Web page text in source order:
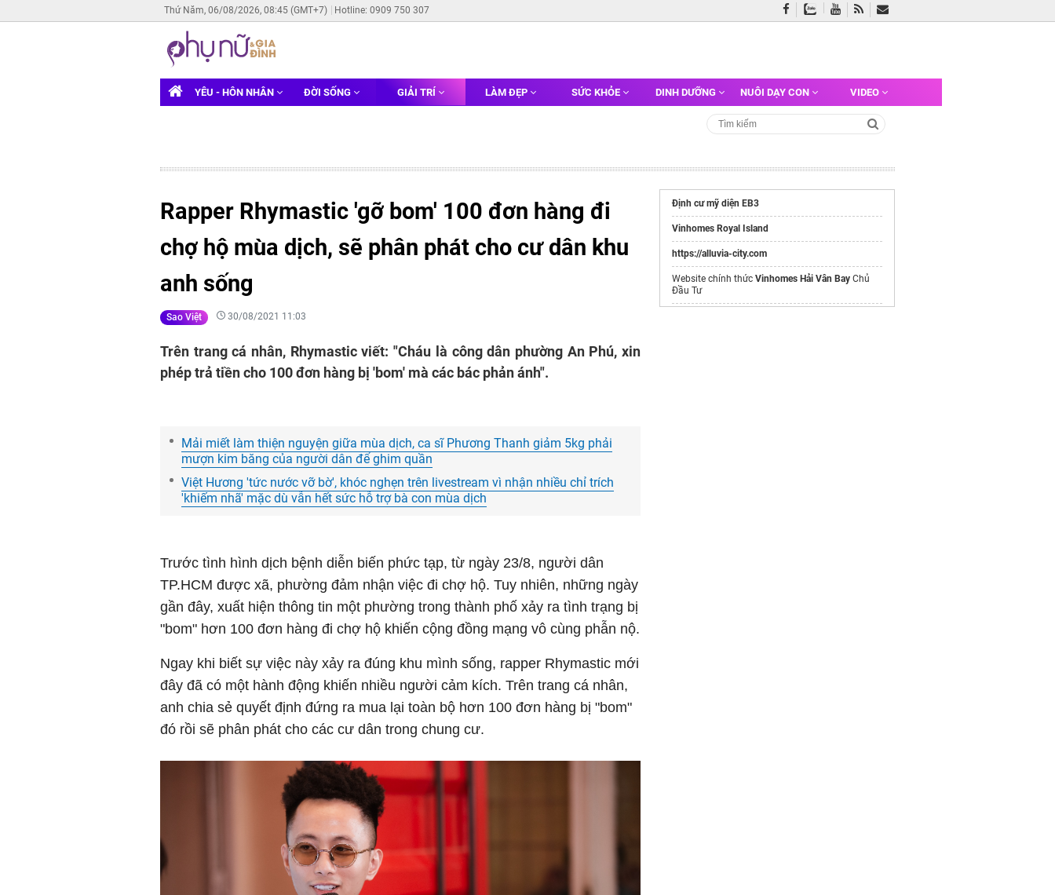
Thứ Năm, 06/08/2026, 08:45 (GMT+7) Hotline: 0909 750 307
YÊU - HÔN NHÂN ĐỜI SỐNG GIẢI TRÍ LÀM ĐẸP SỨC KHỎE DINH DƯỠNG NUÔI DẠY CON VIDEO
Rapper Rhymastic 'gỡ bom' 100 đơn hàng đi
chợ hộ mùa dịch, sẽ phân phát cho cư dân khu
anh sống
Sao Việt 30/08/2021 11:03
Trên trang cá nhân, Rhymastic viết: "Cháu là công dân phường An Phú, xin
phép trả tiền cho 100 đơn hàng bị 'bom' mà các bác phản ánh".
Mải miết làm thiện nguyện giữa mùa dịch, ca sĩ Phương Thanh giảm 5kg phải
mượn kim băng của người dân để ghim quần
Việt Hương 'tức nước vỡ bờ', khóc nghẹn trên livestream vì nhận nhiều chỉ trích
'khiếm nhã' mặc dù vẫn hết sức hỗ trợ bà con mùa dịch
Trước tình hình dịch bệnh diễn biến phức tạp, từ ngày 23/8, người dân
TP.HCM được xã, phường đảm nhận việc đi chợ hộ. Tuy nhiên, những ngày
gần đây, xuất hiện thông tin một phường trong thành phố xảy ra tình trạng bị
"bom" hơn 100 đơn hàng đi chợ hộ khiến cộng đồng mạng vô cùng phẫn nộ.
Ngay khi biết sự việc này xảy ra đúng khu mình sống, rapper Rhymastic mới
đây đã có một hành động khiến nhiều người cảm kích. Trên trang cá nhân,
anh chia sẻ quyết định đứng ra mua lại toàn bộ hơn 100 đơn hàng bị "bom"
đó rồi sẽ phân phát cho các cư dân trong chung cư.
Định cư mỹ diện EB3
Vinhomes Royal Island
https://alluvia-city.com
Website chính thức Vinhomes Hải Vân Bay Chủ
Đầu Tư